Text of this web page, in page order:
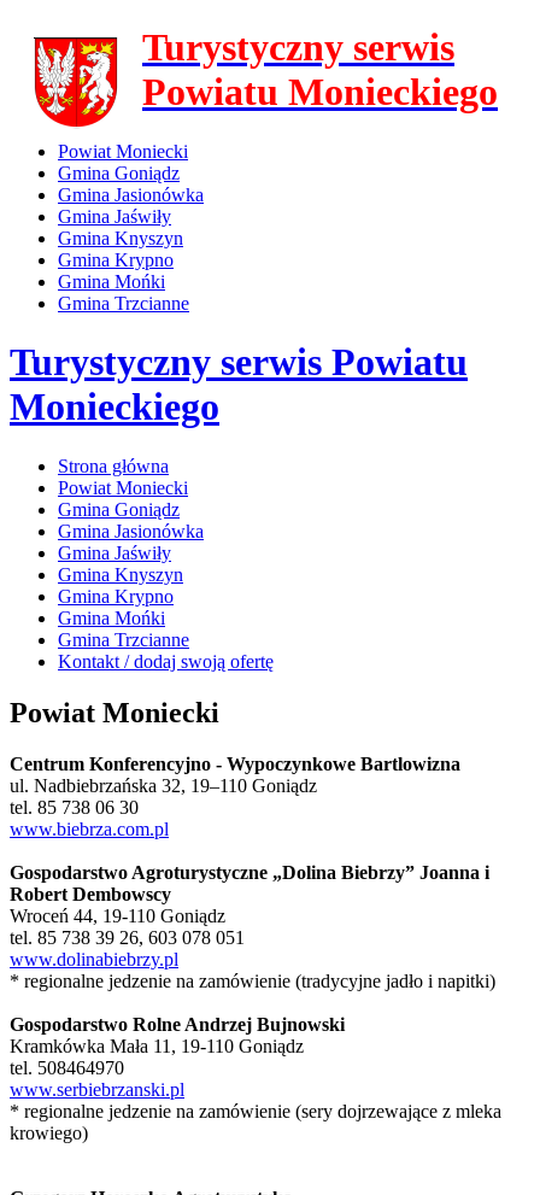
Turystyczny serwis
Powiatu Monieckiego
Powiat Moniecki
Gmina Goniądz
Gmina Jasionówka
Gmina Jaświły
Gmina Knyszyn
Gmina Krypno
Gmina Mońki
Gmina Trzcianne
Turystyczny serwis Powiatu
Monieckiego
Strona główna
Powiat Moniecki
Gmina Goniądz
Gmina Jasionówka
Gmina Jaświły
Gmina Knyszyn
Gmina Krypno
Gmina Mońki
Gmina Trzcianne
Kontakt / dodaj swoją ofertę
Powiat Moniecki
Centrum Konferencyjno - Wypoczynkowe Bartlowizna
ul. Nadbiebrzańska 32, 19–110 Goniądz
tel. 85 738 06 30
www.biebrza.com.pl
Gospodarstwo Agroturystyczne „Dolina Biebrzy” Joanna i
Robert Dembowscy
Wroceń 44, 19-110 Goniądz
tel. 85 738 39 26, 603 078 051
www.dolinabiebrzy.pl
* regionalne jedzenie na zamówienie (tradycyjne jadło i napitki)
Gospodarstwo Rolne Andrzej Bujnowski
Kramkówka Mała 11, 19-110 Goniądz
tel. 508464970
www.serbiebrzanski.pl
* regionalne jedzenie na zamówienie (sery dojrzewające z mleka
krowiego)